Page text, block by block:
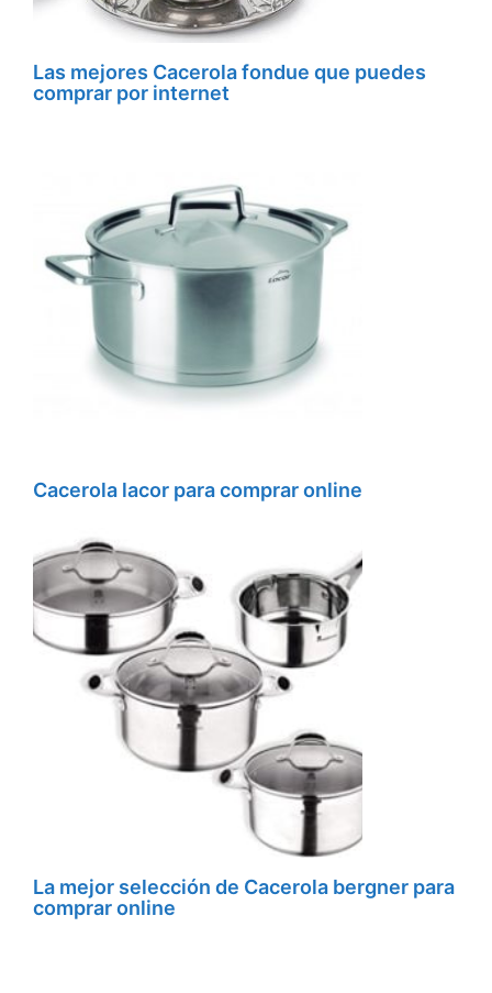
Las mejores Cacerola fondue que puedes
comprar por internet
Cacerola lacor para comprar online
La mejor selección de Cacerola bergner para
comprar online